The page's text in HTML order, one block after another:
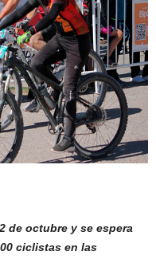
de octubre y se espera
ciclistas en las